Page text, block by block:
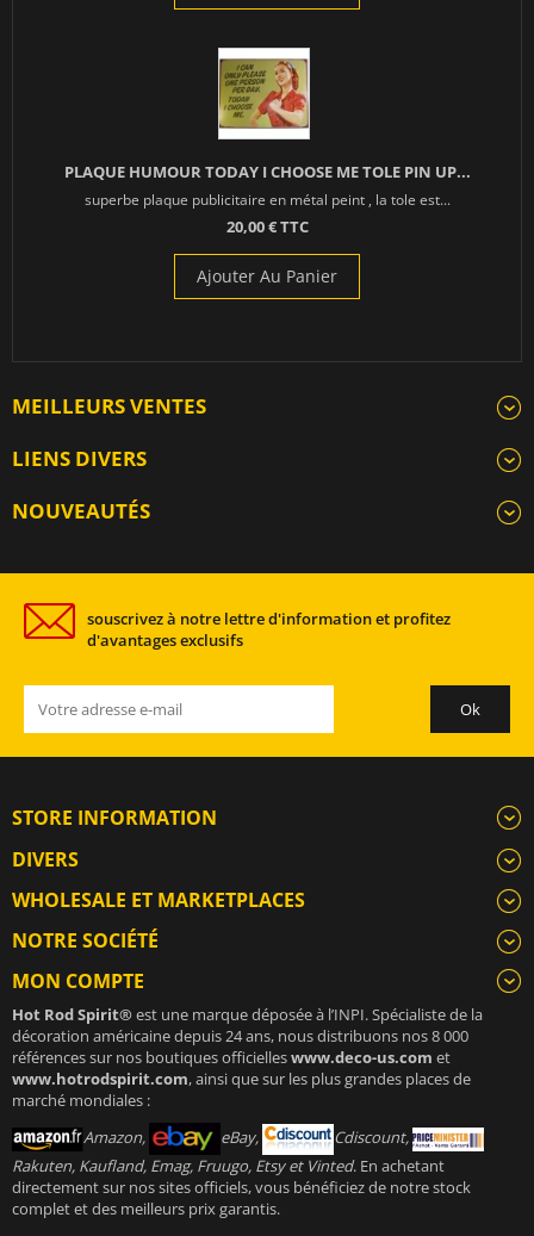
PLAQUE HUMOUR TODAY I CHOOSE ME TOLE PIN UP...
superbe plaque publicitaire en métal peint , la tole est...
20,00 € TTC
Ajouter Au Panier
MEILLEURS VENTES
LIENS DIVERS
NOUVEAUTÉS
souscrivez à notre lettre d'information et profitez
d'avantages exclusifs
STORE INFORMATION
DIVERS
WHOLESALE ET MARKETPLACES
NOTRE SOCIÉTÉ
MON COMPTE
Hot Rod Spirit®est une marque déposée à l’INPI. Spécialiste de la
décoration américaine depuis 24 ans, nous distribuons nos 8 000
références sur nos boutiques officielleswww.deco-us.com et
www.hotrodspirit.com, ainsi que sur les plus grandes places de
marché mondiales :
Amazon,
eBay,
Cdiscount,
Rakuten, Kaufland, Emag, Fruugo, Etsy et Vinted. En achetant
directement sur nos sites officiels, vous bénéficiez de notre stock
complet et des meilleurs prix garantis.